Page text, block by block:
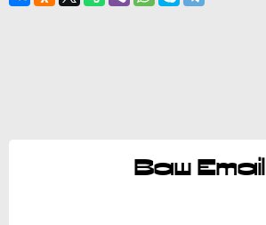
Ваш Email